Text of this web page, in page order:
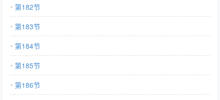
第182节
第183节
第184节
第185节
第186节